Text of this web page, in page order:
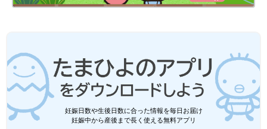
「なおさんから、その話を聞いて、私なりに考えました。で
直巨さんは、小春さんの言葉を聞いて「短絡的に言ってごめん
ね」と謝ったそうです。
念願だった両親との対面が実現
妊娠日数や生後日数に合った情報を毎日お届け
妊娠中から産後まで長く使える無料アプリ